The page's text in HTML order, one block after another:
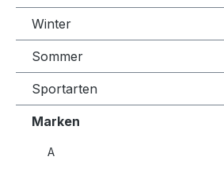
Winter
Sommer
Sportarten
Marken
A